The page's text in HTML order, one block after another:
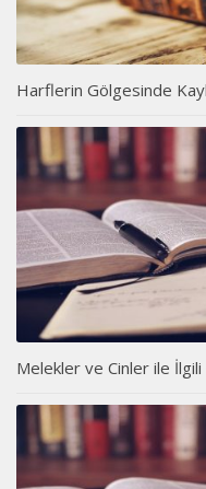
Harflerin Gölgesinde
Melekler ve Cinler ile İlgili